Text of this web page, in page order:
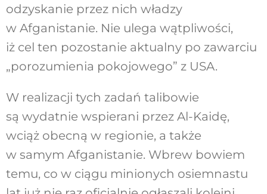
odzyskanie przez nich władzy
w Afganistanie. Nie ulega wątpliwości,
iż cel ten pozostanie aktualny po zawarciu
„porozumienia pokojowego” z USA.
W realizacji tych zadań talibowie
są wydatnie wspierani przez Al-Kaidę,
wciąż obecną w regionie, a także
w samym Afganistanie. Wbrew bowiem
temu, co w ciągu minionych osiemnastu